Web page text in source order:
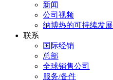
新闻
公司视频
纳博热的可持续发展
联系
国际经销
总部
全球销售公司
服务/备件